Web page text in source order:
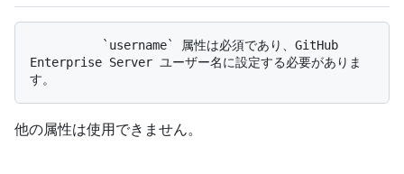
Enterprise Server ユーザー名に設定する必要がありま
他の属性は使用できません。